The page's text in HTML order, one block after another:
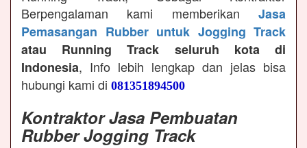
Berpengalaman kami memberikan Jasa
Pemasangan Rubber untuk Jogging Track
atau Running Track seluruh kota di
Indonesia, Info lebih lengkap dan jelas bisa
hubungi kami di 081351894500
Kontraktor Jasa Pembuatan
Rubber Jogging Track